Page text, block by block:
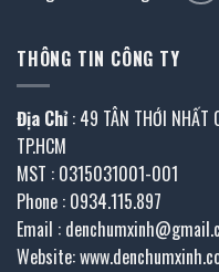
THÔNG TIN CÔNG TY
Địa Chỉ : 49 TÂN THỚI
TP.HCM
MST : 0315031001-001
Phone : 0934.115.897
Email :
Website: